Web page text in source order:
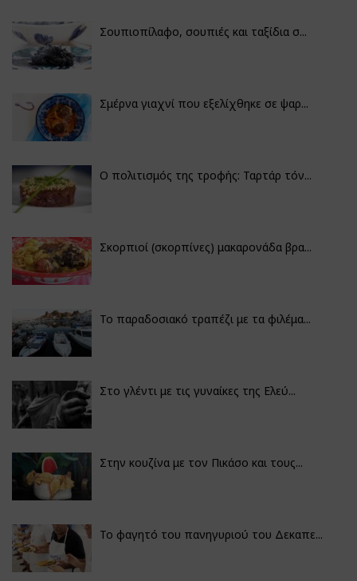
Σουπιοπίλαφο, σουπιές και ταξίδια σ...
Σμέρνα γιαχνί που εξελίχθηκε σε ψαρ...
Ο πολιτισμός της τροφής: Ταρτάρ τόν...
Σκορπιοί (σκορπίνες) μακαρονάδα βρα...
Το παραδοσιακό τραπέζι με τα φιλέμα...
Στο γλέντι με τις γυναίκες της Ελεύ...
Στην κουζίνα με τον Πικάσο και τους...
Το φαγητό του πανηγυριού του Δεκαπε...